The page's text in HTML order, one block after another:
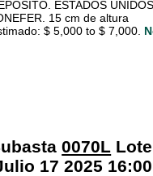
ESTADOS
15 cm de altura
$ 5,000 to $ 7,000.
0070L
17 2025 16:00